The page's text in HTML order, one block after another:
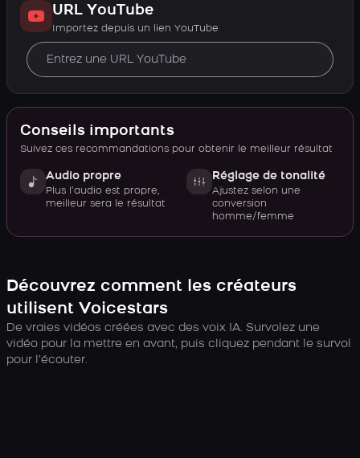
URL YouTube
Importez depuis un lien YouTube
Conseils importants
Suivez ces recommandations pour obtenir le meilleur résultat
Audio propre
Plus l’audio est propre,
meilleur sera le résultat
Réglage de tonalité
Ajustez selon une
conversion
homme/femme
Découvrez comment les créateurs
utilisent Voicestars
De vraies vidéos créées avec des voix IA. Survolez une
vidéo pour la mettre en avant, puis cliquez pendant le survol
pour l’écouter.